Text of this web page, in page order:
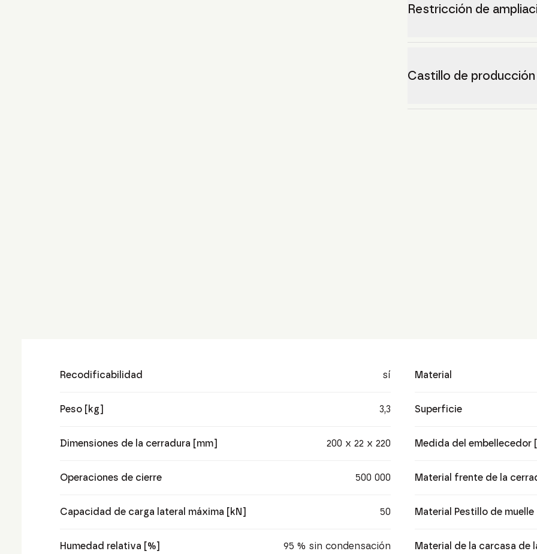
Restricción de
Castillo de producción
Recodificabilidad sí
Peso [kg] 3,3
Dimensiones de la cerradura [mm] 200 x 22 x 220
Operaciones de cierre 500 000
Capacidad de carga lateral máxima [kN] 50
Humedad relativa [%] 95 % sin condensación
Material
Superficie
Medida del embellecedor
Material frente de la
Material Pestillo de muelle
Material de la carcasa de